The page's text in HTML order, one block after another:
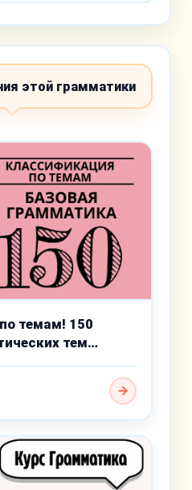
этой грамматики
темам! 150
тем